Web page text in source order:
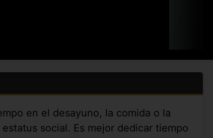
en el desayuno, la comida o la
social. Es mejor dedicar tiempo